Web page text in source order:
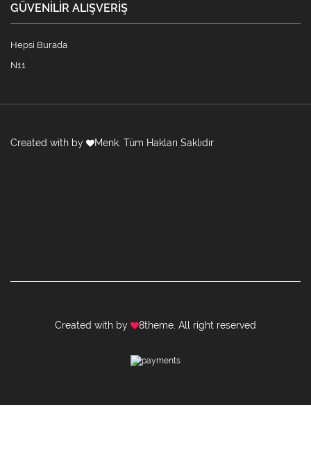
GÜVENILIR ALIŞVERIŞ
Hepsi Burada
N11
Created with by Menk . Tüm Hakları Saklıdır
Created with by 8theme . All right reserved